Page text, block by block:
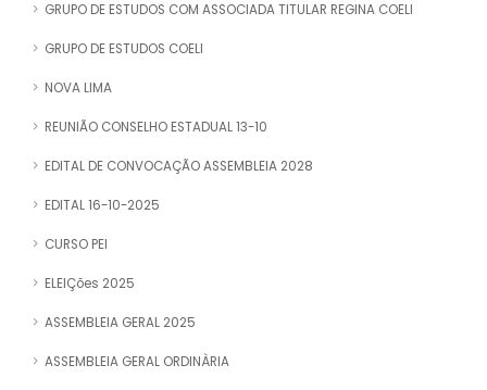
GRUPO DE ESTUDOS COM ASSOCIADA TITULAR REGINA COELI
GRUPO DE ESTUDOS COELI
NOVA LIMA
REUNIÃO CONSELHO ESTADUAL 13-10
EDITAL DE CONVOCAÇÃO ASSEMBLEIA 2028
EDITAL 16-10-2025
CURSO PEI
ELEIÇões 2025
ASSEMBLEIA GERAL 2025
ASSEMBLEIA GERAL ORDINÀRIA